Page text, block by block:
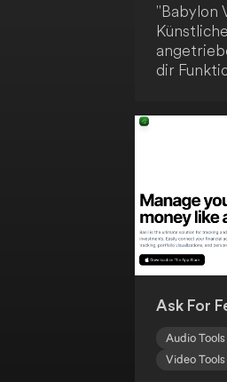
"Babylon
dir
Texte,
Videos
erweiterst
dir und
Ask For
Audio Tools
Video Tools